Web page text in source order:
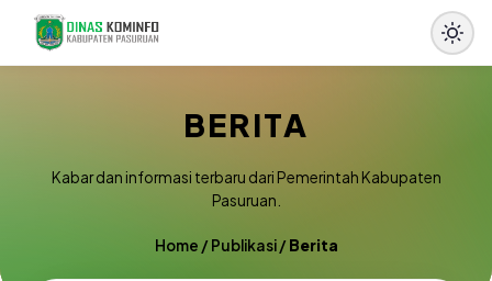
BERITA
Kabar dan informasi terbaru dari Pemerintah Kabupaten
Pasuruan.
Home /Publikasi/Berita